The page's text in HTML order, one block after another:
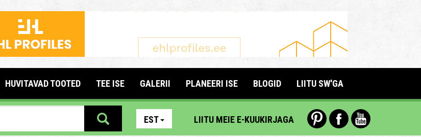
HUVITAVAD TOOTED TEE ISE GALERII PLANEERI ISE BLOGID LIITU SW'GA
EST LIITU MEIE E-KUUKIRJAGA